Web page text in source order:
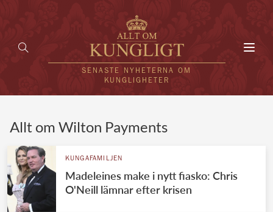
SENASTE NYHETERNA OM
KUNGLIGHETER
UTLÄNDSKT
Allt om Wilton Payments
KUNGAFAMILJEN
Madeleines make i nytt fiasko: Chris
O'Neill lämnar efter krisen